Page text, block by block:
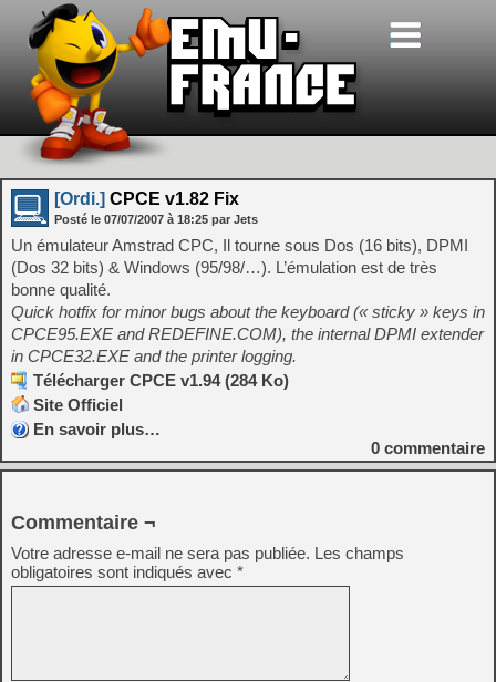
[Ordi.] CPCE v1.82 Fix
Posté le 07/07/2007 à 18:25 par Jets
Un émulateur Amstrad CPC, Il tourne sous Dos (16 bits), DPMI
(Dos 32 bits) & Windows (95/98/…). L’émulation est de très
bonne qualité.
Quick hotfix for minor bugs about the keyboard (« sticky » keys in
CPCE95.EXE and REDEFINE.COM), the internal DPMI extender
in CPCE32.EXE and the printer logging.
Télécharger CPCE v1.94 (284 Ko)
Site Officiel
En savoir plus…
0 commentaire
Commentaire ¬
Votre adresse e-mail ne sera pas publiée. Les champs
obligatoires sont indiqués avec *